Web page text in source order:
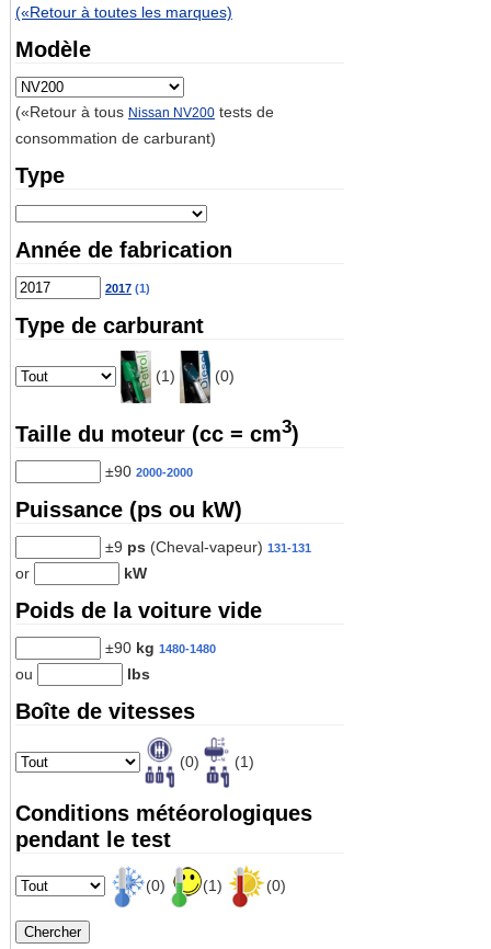
(«Retour à toutes les marques)
Modèle
(«Retour à tous Nissan NV200tests de
consommation de carburant)
Type
Année de fabrication
2017(1)
Type de carburant
(1) (0)
Taille du moteur (cc = cm3)
±90 2000-2000
Puissance (ps ou kW)
±9 ps (Cheval-vapeur) 131-131
or kW
Poids de la voiture vide
±90 kg 1480-1480
ou lbs
Boîte de vitesses
(0) (1)
Conditions météorologiques
pendant le test
(0) (1) (0)